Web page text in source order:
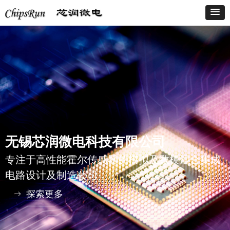
无锡芯润微电科技有限公司
专注于高性能霍尔传感器的模拟及数模混合集成
电路设计及制造公司
ꁹ 探索更多